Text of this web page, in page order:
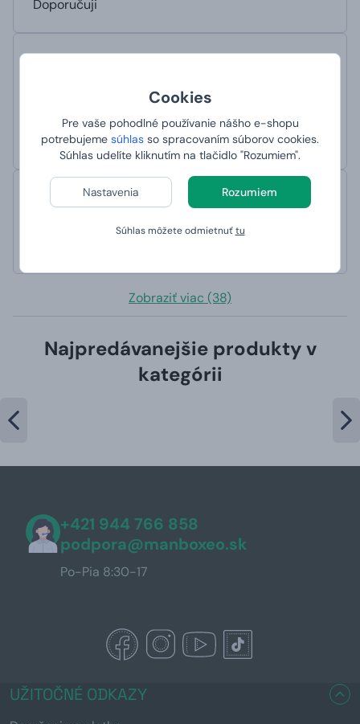
Cookies
Pre vaše pohodlné používanie nášho e-shopu
potrebujeme súhlas so spracovaním súborov cookies.
Súhlas udelíte kliknutím na tlačidlo "Rozumiem".
Nastavenia Rozumiem
Súhlas môžete odmietnuťtu
Doporučuji
skvělý obchod i zboží
Jeden den jsem objednala a nevěřícně zírala,
když druhý den bylo zboží připraveno k
vyzvednutí
rychlost, přesnost
Zobraziť viac (38)
Najpredávanejšie produkty v
kategórii
+421 944 766 858
podpora@manboxeo.sk
Po-Pia 8:30-17
UŽITOČNÉ ODKAZY